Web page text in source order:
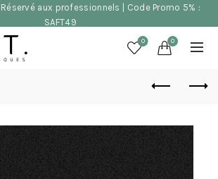
| Réservé aux professionnels | Code Promo 5% :
SAFT49
0 0